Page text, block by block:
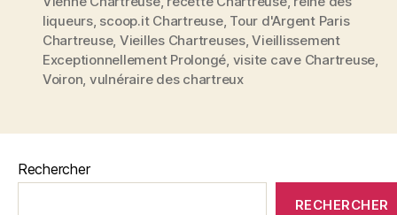
liqueurs, scoop.it Chartreuse, Tour d'Argent Paris
Chartreuse, Vieilles Chartreuses,Vieillissement
Exceptionnellement Prolongé, visite cave Chartreuse,
Voiron, vulnéraire des chartreux
Rechercher
RECHERCHER